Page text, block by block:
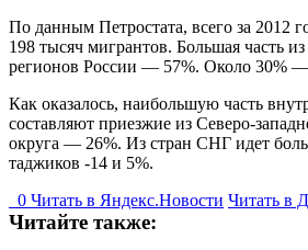
По данным Петростата, всего за 2012
198 тысяч мигрантов. Большая часть
регионов России — 57%. Около 30%
Как оказалось, наибольшую часть
составляют приезжие из Северо-
округа — 26%. Из стран СНГ идет
таджиков -14 и 5%.
0 Читать в Яндекс.Новости Читать в
Читайте также: